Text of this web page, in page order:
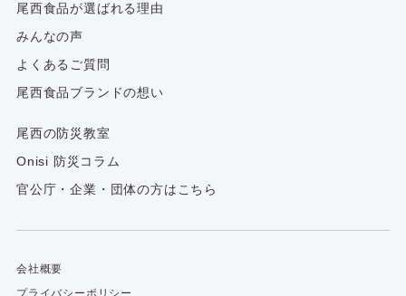
尾西食品が選ばれる理由
みんなの声
よくあるご質問
尾西食品ブランドの想い
尾西の防災教室
Onisi 防災コラム
官公庁・企業・団体の方はこちら
会社概要
プライバシーポリシー